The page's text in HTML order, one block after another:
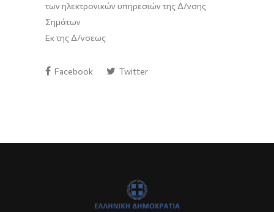
των ηλεκτρονικών υπηρεσιών της Δ/νσης
Σημάτων
Εκ της Δ/νσεως
Facebook Twitter